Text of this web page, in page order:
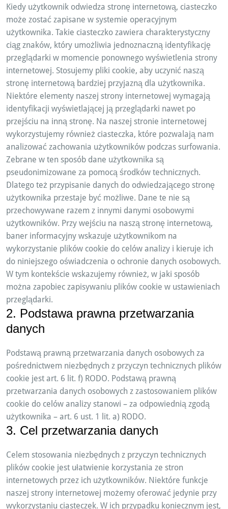
Kiedy użytkownik odwiedza stronę internetową, ciasteczko
może zostać zapisane w systemie operacyjnym
użytkownika. Takie ciasteczko zawiera charakterystyczny
ciąg znaków, który umożliwia jednoznaczną identyfikację
przeglądarki w momencie ponownego wyświetlenia strony
internetowej. Stosujemy pliki cookie, aby uczynić naszą
stronę internetową bardziej przyjazną dla użytkownika.
Niektóre elementy naszej strony internetowej wymagają
identyfikacji wyświetlającej ją przeglądarki nawet po
przejściu na inną stronę. Na naszej stronie internetowej
wykorzystujemy również ciasteczka, które pozwalają nam
analizować zachowania użytkowników podczas surfowania.
Zebrane w ten sposób dane użytkownika są
pseudonimizowane za pomocą środków technicznych.
Dlatego też przypisanie danych do odwiedzającego stronę
użytkownika przestaje być możliwe. Dane te nie są
przechowywane razem z innymi danymi osobowymi
użytkowników. Przy wejściu na naszą stronę internetową,
baner informacyjny wskazuje użytkownikom na
wykorzystanie plików cookie do celów analizy i kieruje ich
do niniejszego oświadczenia o ochronie danych osobowych.
W tym kontekście wskazujemy również, w jaki sposób
można zapobiec zapisywaniu plików cookie w ustawieniach
przeglądarki.
2. Podstawa prawna przetwarzania
danych
Podstawą prawną przetwarzania danych osobowych za
pośrednictwem niezbędnych z przyczyn technicznych plików
cookie jest art. 6 lit. f) RODO. Podstawą prawną
przetwarzania danych osobowych z zastosowaniem plików
cookie do celów analizy stanowi – za odpowiednią zgodą
użytkownika – art. 6 ust. 1 lit. a) RODO.
3. Cel przetwarzania danych
Celem stosowania niezbędnych z przyczyn technicznych
plików cookie jest ułatwienie korzystania ze stron
internetowych przez ich użytkowników. Niektóre funkcje
naszej strony internetowej możemy oferować jedynie przy
wykorzystaniu ciasteczek. W ich przypadku koniecznym jest,